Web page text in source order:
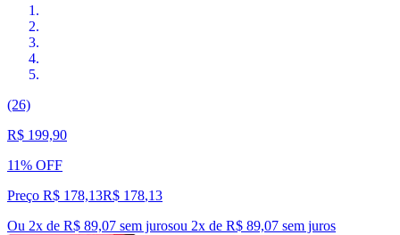
(26)
R$ 199,90
11% OFF
Preço R$ 178,13R$ 178,13
Ou 2x de R$ 89,07 sem jurosou 2x de R$ 89,07 sem juros